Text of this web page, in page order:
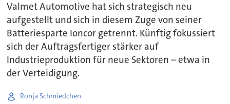
Valmet Automotive hat sich strategisch neu
aufgestellt und sich in diesem Zuge von seiner
Batteriesparte Ioncor getrennt. Künftig fokussiert
sich der Auftragsfertiger stärker auf
Industrieproduktion für neue Sektoren – etwa in
der Verteidigung.
Ronja Schmiedchen